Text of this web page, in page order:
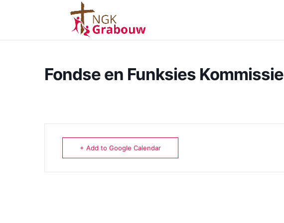
Fondse en Funksies Kommissie
+ Add to Google Calendar